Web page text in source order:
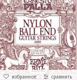
избранное сравнить